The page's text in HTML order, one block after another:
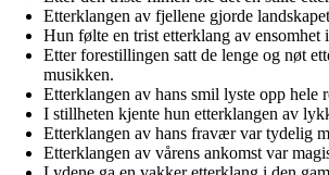
Etterklangen av fjellene gjorde
Hun følte en trist etterklang av ensomhet
Etter forestillingen satt de lenge og nøt
musikken.
Etterklangen av hans smil lyste opp hele
I stillheten kjente hun etterklangen av
Etterklangen av hans fravær var tydelig
Etterklangen av vårens ankomst var